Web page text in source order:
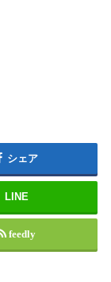
シェア
LINE
feedly